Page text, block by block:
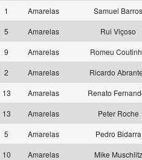
1 Amarelas
Samuel Barros
5 Amarelas
Rui Viçoso
9 Amarelas
Romeu
2 Amarelas
Ricardo
13 Amarelas
Renato
13 Amarelas
Peter Roche
5 Amarelas
Pedro Bidarra
10 Amarelas
Mike Muschlitz